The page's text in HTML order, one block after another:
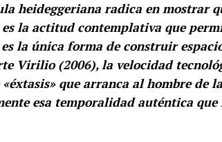
heideggeriana radica en mostrar
la actitud contemplativa que
la única forma de construir
Virilio (2006), la velocidad
que arranca al hombre de
esa temporalidad auténtica